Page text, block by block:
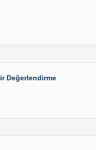
Değerlendirme